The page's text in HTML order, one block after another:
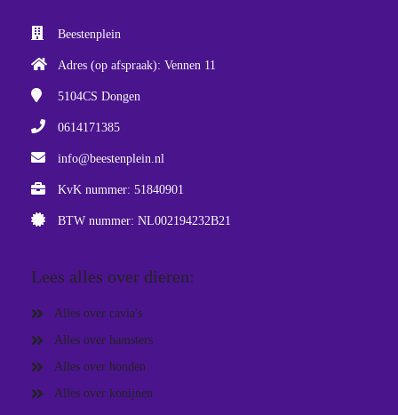
Beestenplein
Adres (op afspraak): Vennen 11
5104CS Dongen
0614171385
info@beestenplein.nl
KvK nummer: 51840901
BTW nummer: NL002194232B21
Lees alles over dieren:
Alles over cavia's
Alles over hamsters
Alles over honden
Alles over konijnen